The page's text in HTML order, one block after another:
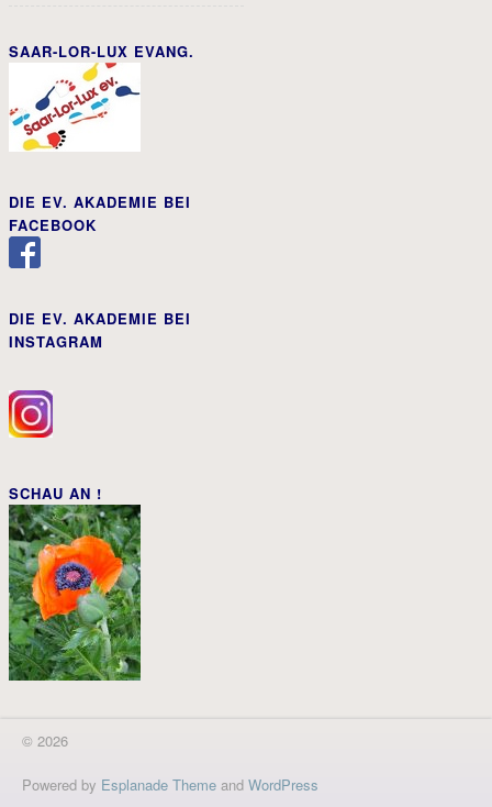
SAAR-LOR-LUX EVANG.
DIE EV. AKADEMIE BEI
FACEBOOK
DIE EV. AKADEMIE BEI
INSTAGRAM
SCHAU AN !
© 2026
Powered by Esplanade Theme and WordPress